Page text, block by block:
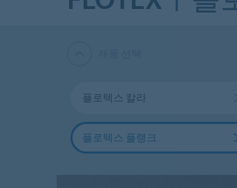
플로텍스 칼라
플로텍스 플랭크